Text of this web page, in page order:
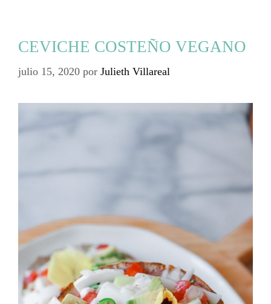
CEVICHE COSTEÑO VEGANO
julio 15, 2020 por Julieth Villareal